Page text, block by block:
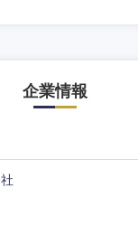
企業情報